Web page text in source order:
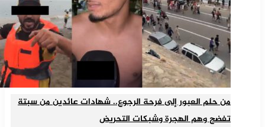
من حلم العبور إلى فرحة الرجوع.. شهادات عائدين من سبتة
تفضح وهم الهجرة وشبكات التحريض